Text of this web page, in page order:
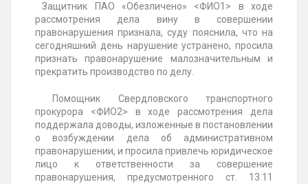
Защитник ПАО «Обезличено» <ФИО1> в ходе
рассмотрения дела вину в совершении
правонарушения признала, суду пояснила, что на
сегодняшний день нарушение устранено, просила
признать правонарушение малозначительным и
прекратить производство по делу.
Помощник Свердловского транспортного
прокурора <ФИО2> в ходе рассмотрения дела
поддержала доводы, изложенные в постановлении
о возбуждении дела об административном
правонарушении, и просила привлечь юридическое
лицо к ответственности за совершение
правонарушения, предусмотренного ст. 13.11